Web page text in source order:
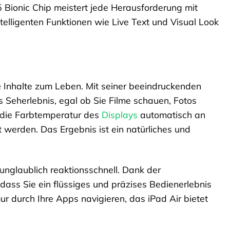
Chip meistert jede Herausforderung mit
Funktionen wie Live Text und Visual Look
zum Leben. Mit seiner beeindruckenden
egal ob Sie Filme schauen, Fotos
Farbtemperatur des Displays automatisch an
Das Ergebnis ist ein natürliches und
reaktionsschnell. Dank der
Sie ein flüssiges und präzises Bedienerlebnis
durch Ihre Apps navigieren, das iPad Air bietet